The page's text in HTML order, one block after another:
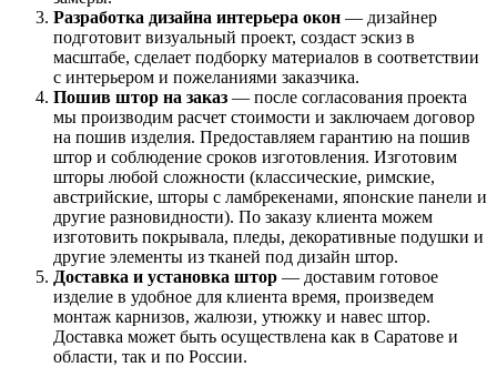
Разработка дизайна интерьера окон — дизайнер
подготовит визуальный проект, создаст эскиз в
масштабе, сделает подборку материалов в соответствии
с интерьером и пожеланиями заказчика.
Пошив штор на заказ — после согласования проекта
мы производим расчет стоимости и заключаем договор
на пошив изделия. Предоставляем гарантию на пошив
штор и соблюдение сроков изготовления. Изготовим
шторы любой сложности (классические, римские,
австрийские, шторы с ламбрекенами, японские панели и
другие разновидности). По заказу клиента можем
изготовить покрывала, пледы, декоративные подушки и
другие элементы из тканей под дизайн штор.
Доставка и установка штор — доставим готовое
изделие в удобное для клиента время, произведем
монтаж карнизов, жалюзи, утюжку и навес штор.
Доставка может быть осуществлена как в Саратове и
области, так и по России.